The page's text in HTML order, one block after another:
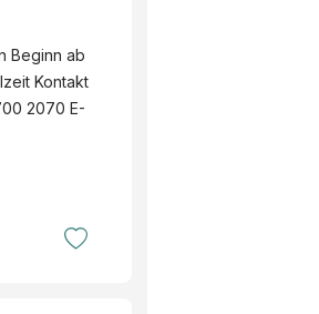
Beginn ab
Kontakt
2070 E-